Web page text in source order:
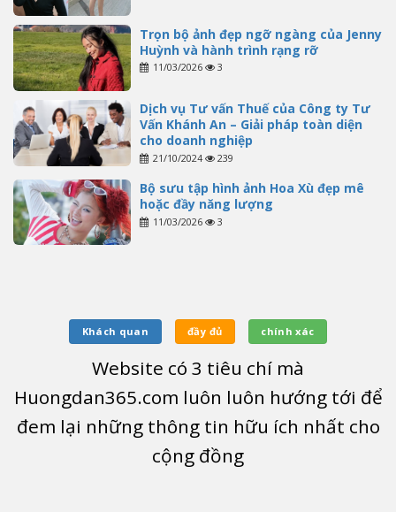
Trọn bộ ảnh đẹp ngỡ ngàng của Jenny
Huỳnh và hành trình rạng rỡ
11/03/2026 3
Dịch vụ Tư vấn Thuế của Công ty Tư
Vấn Khánh An – Giải pháp toàn diện
cho doanh nghiệp
21/10/2024 239
Bộ sưu tập hình ảnh Hoa Xù đẹp mê
hoặc đầy năng lượng
11/03/2026 3
Khách quan đầy đủ chính xác
Website có 3 tiêu chí mà
Huongdan365.com luôn luôn hướng tới để
đem lại những thông tin hữu ích nhất cho
cộng đồng